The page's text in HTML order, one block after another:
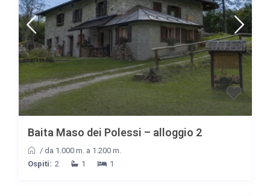
Baita Maso dei Polessi – alloggio 2
/ da 1.000 m. a 1.200 m.
Ospiti: 2 1 1